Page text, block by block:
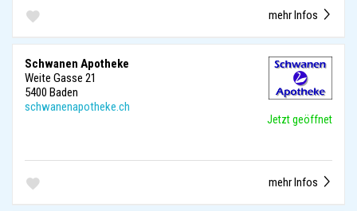
mehr Infos
Schwanen Apotheke
Weite Gasse 21
5400 Baden
schwanenapotheke.ch
Jetzt geöffnet
mehr Infos